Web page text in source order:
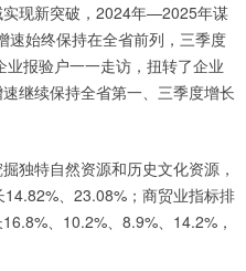
实现新突破，2024年—2025年谋
速始终保持在全省前列，三季度
报验户一一走访，扭转了企业
继续保持全省第一、三季度增长
独特自然资源和历史文化资源，
、23.08%；商贸业指标排
、10.2%、8.9%、14.2%，